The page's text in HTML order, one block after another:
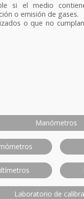
si el medio
o emisión de gases.
o que no
Manómetros
Laboratorio de